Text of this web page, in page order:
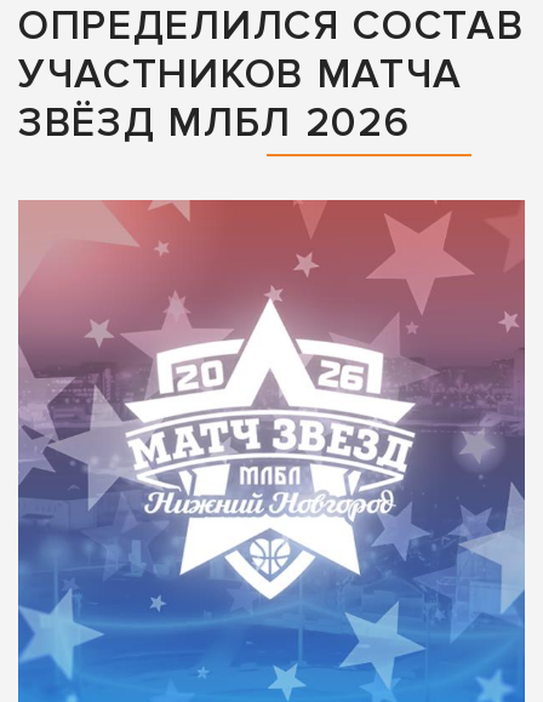
ОПРЕДЕЛИЛСЯ СОСТАВ
УЧАСТНИКОВ МАТЧА
ЗВЁЗД МЛБЛ 2026